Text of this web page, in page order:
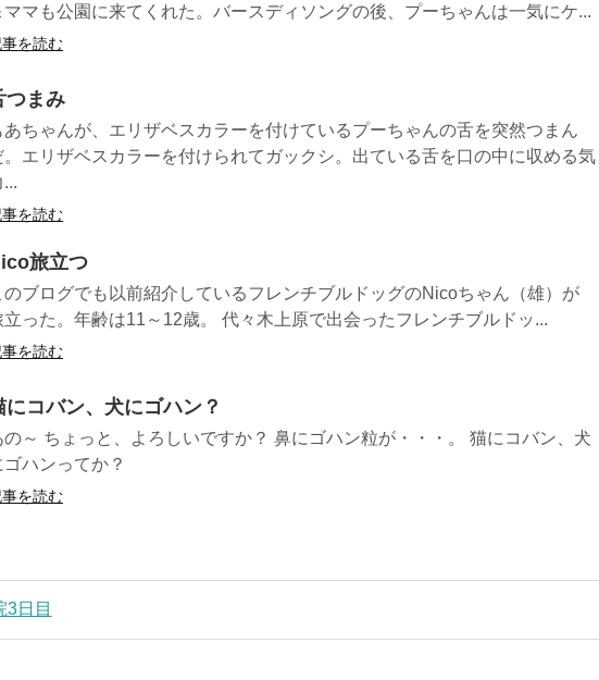
ママも公園に来てくれた。バースディソングの後、プーちゃんは一気にケ...
を読む
つまみ
あちゃんが、エリザベスカラーを付けているプーちゃんの舌を突然つまん
。エリザベスカラーを付けられてガックシ。出ている舌を口の中に収める気
...
を読む
旅立つ
のブログでも以前紹介しているフレンチブルドッグのNicoちゃん（雄）が
立った。年齢は11～12歳。 代々木上原で出会ったフレンチブルドッ...
を読む
にコバン、犬にゴハン？
の～ ちょっと、よろしいですか？ 鼻にゴハン粒が・・・。 猫にコバン、犬
ゴハンってか？
を読む
3日目